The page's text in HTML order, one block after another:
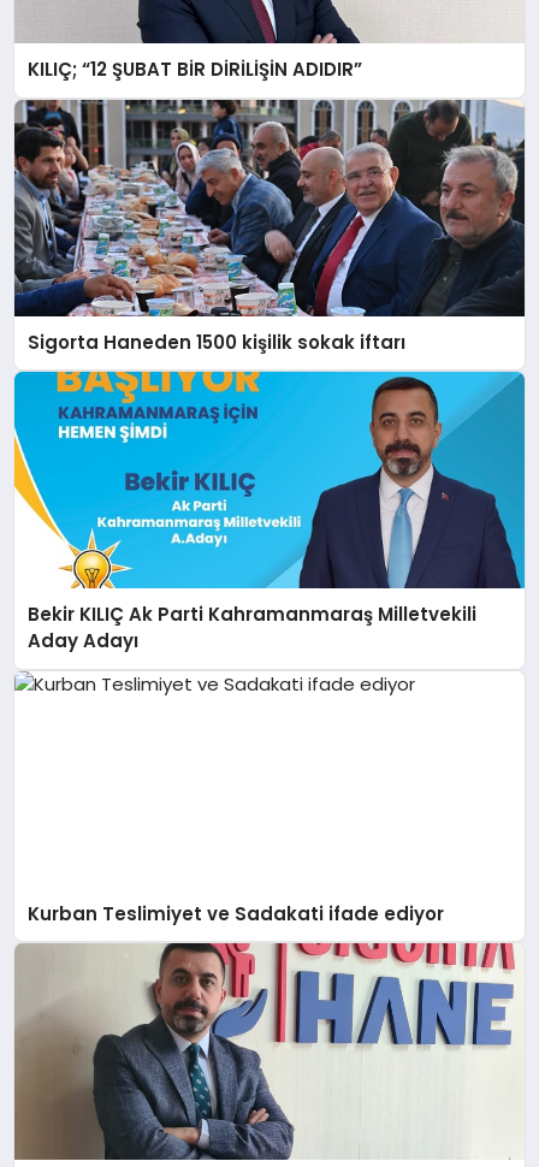
NURHAK
KILIÇ; “12 ŞUBAT BİR DİRİLİŞİN ADIDIR”
Sigorta Haneden 1500 kişilik sokak iftarı
Bekir KILIÇ Ak Parti Kahramanmaraş Milletvekili
Aday Adayı
Kurban Teslimiyet ve Sadakati ifade ediyor